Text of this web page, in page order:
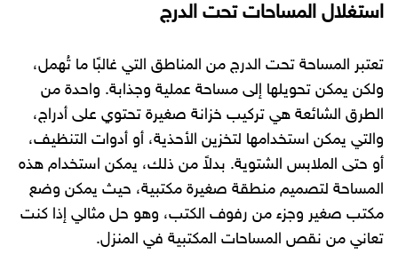
استغلال المساحات تحت الدرج
تعتبر المساحة تحت الدرج من المناطق التي غالبًا ما تُهمل،
ولكن يمكن تحويلها إلى مساحة عملية وجذابة. واحدة من
الطرق الشائعة هي تركيب خزانة صغيرة تحتوي على أدراج،
والتي يمكن استخدامها لتخزين الأحذية، أو أدوات التنظيف،
أو حتى الملابس الشتوية. بدلاً من ذلك، يمكن استخدام هذه
المساحة لتصميم منطقة صغيرة مكتبية، حيث يمكن وضع
مكتب صغير وجزء من رفوف الكتب، وهو حل مثالي إذا كنت
تعاني من نقص المساحات المكتبية في المنزل.